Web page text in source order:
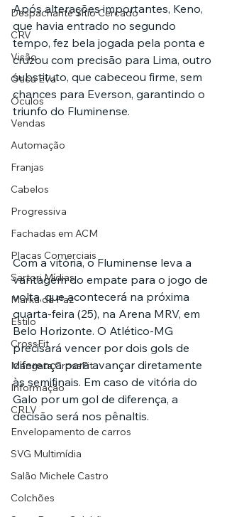
Despachante Sítio Cercado
CRV
Visão
Ótica Eva
Óculos
Vendas
Automação
Franjas
Cabelos
Progressiva
Fachadas em ACM
Placas Comerciais
Sartori Mídias
Marka da Paz
Estilo
CrossFit
Mangata CrossFit
Informação
CRLV
Envelopamento de carros
SVG Multimídia
Salão Michele Castro
Colchões
Após alterações importantes, Keno,
que havia entrado no segundo
tempo, fez bela jogada pela ponta e
cruzou com precisão para Lima, outro
substituto, que cabeceou firme, sem
chances para Everson, garantindo o
triunfo do Fluminense.
Com a vitória, o Fluminense leva a
vantagem do empate para o jogo de
volta, que acontecerá na próxima
quarta-feira (25), na Arena MRV, em
Belo Horizonte. O Atlético-MG
precisará vencer por dois gols de
diferença para avançar diretamente
às semifinais. Em caso de vitória do
Galo por um gol de diferença, a
decisão será nos pênaltis.